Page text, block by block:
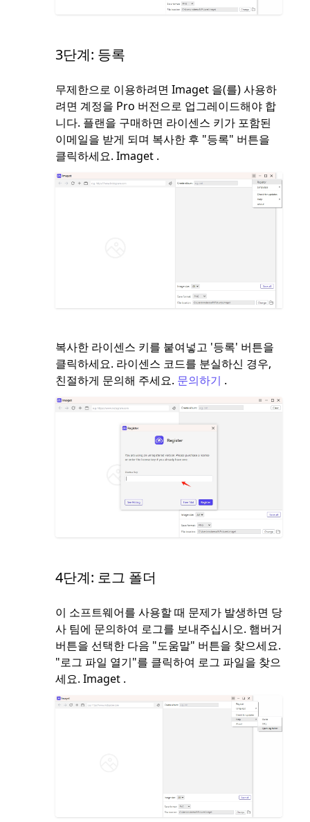
3단계: 등록
무제한으로 이용하려면 Imaget 을(를) 사용하
려면 계정을 Pro 버전으로 업그레이드해야 합
니다. 플랜을 구매하면 라이센스 키가 포함된
이메일을 받게 되며 복사한 후 "등록" 버튼을
클릭하세요. Imaget .
복사한 라이센스 키를 붙여넣고 '등록' 버튼을
클릭하세요. 라이센스 코드를 분실하신 경우,
친절하게 문의해 주세요. 문의하기 .
4단계: 로그 폴더
이 소프트웨어를 사용할 때 문제가 발생하면 당
사 팀에 문의하여 로그를 보내주십시오. 햄버거
버튼을 선택한 다음 "도움말" 버튼을 찾으세요.
"로그 파일 열기"를 클릭하여 로그 파일을 찾으
세요. Imaget .